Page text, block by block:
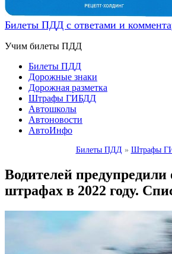
Билеты ПДД с ответами и
Учим билеты ПДД
Билеты ПДД
Дорожные знаки
Дорожная разметка
Штрафы ГИБДД
Автошколы
Автоновости
АвтоИнфо
Билеты ПДД » Штрафы
Водителей
штрафах в 2022 году.